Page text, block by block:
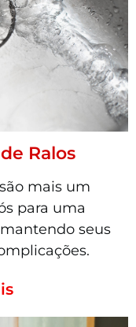
Ralos
mais um
para uma
seus